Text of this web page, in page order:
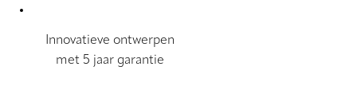
Innovatieve ontwerpen
met 5 jaar garantie